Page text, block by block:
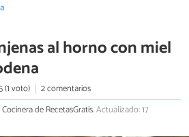
al horno con miel
(1 voto)
2 comentarios
Cocinera de RecetasGratis.Actualizado: 17